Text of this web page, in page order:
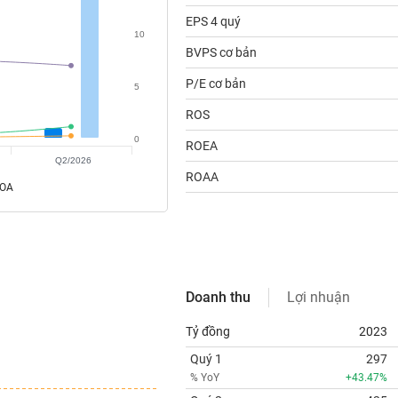
0
5
10
Q2/2026
EPS 4 quý
BVPS cơ bản
P/E cơ bản
ROS
ROEA
ROAA
Doanh thu Lợi nhuận
Tỷ đồng 2023
Quý 1
% YoY
297
+43.47%